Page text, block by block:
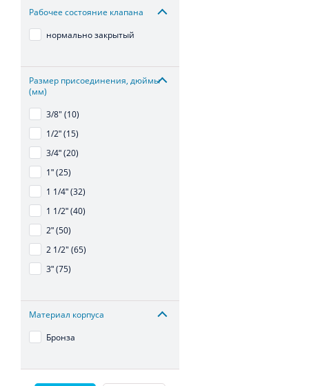
Рабочее состояние клапана
нормально закрытый
Размер присоединения, дюймы
(мм)
3/8" (10)
1/2ʺ (15)
3/4ʺ (20)
1ʺ (25)
1 1/4ʺ (32)
1 1/2ʺ (40)
2ʺ (50)
2 1/2" (65)
3ʺ (75)
Материал корпуса
Бронза